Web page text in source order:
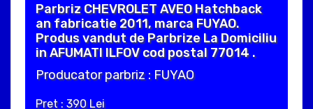
Parbriz CHEVROLET AVEO Hatchback
an fabricatie 2011, marca FUYAO.
Produs vandut de Parbrize La Domiciliu
in AFUMATI ILFOV cod postal 77014 .
Producator parbriz : FUYAO
Pret : 390 Lei